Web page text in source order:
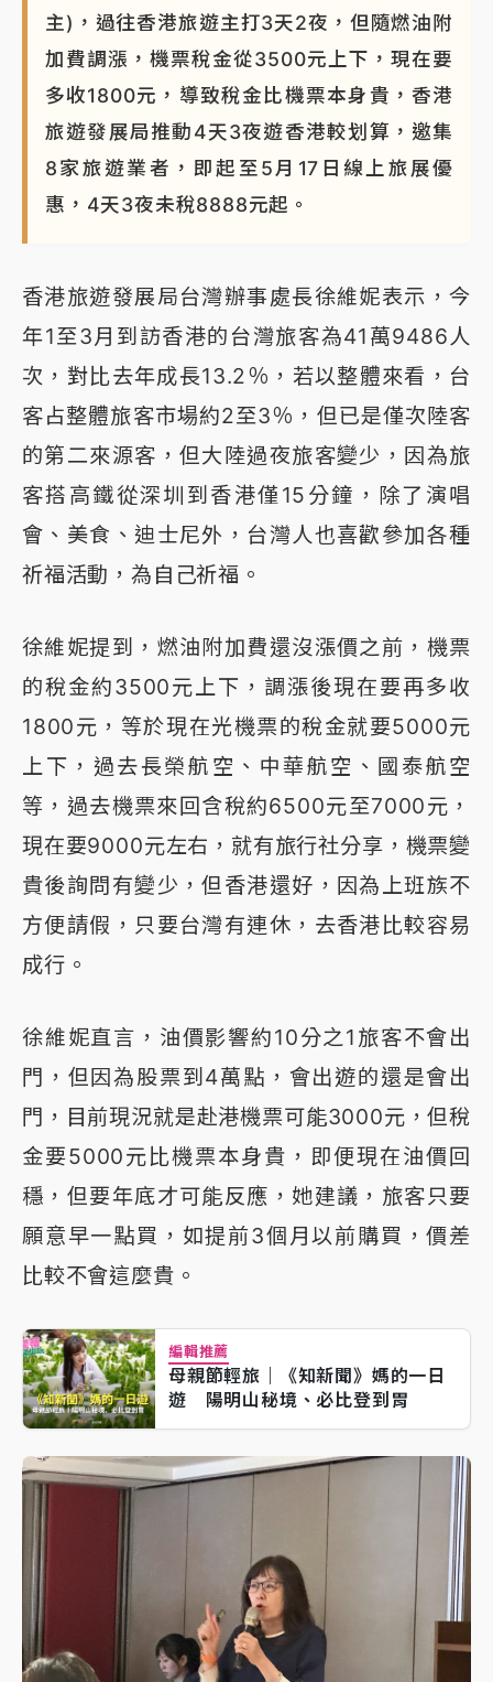
主)，過往香港旅遊主打3天2夜，但隨燃油附
加費調漲，機票稅金從3500元上下，現在要
多收1800元，導致稅金比機票本身貴，香港
旅遊發展局推動4天3夜遊香港較划算，邀集
8家旅遊業者，即起至5月17日線上旅展優
惠，4天3夜未稅8888元起。
香港旅遊發展局台灣辦事處長徐維妮表示，今
年1至3月到訪香港的台灣旅客為41萬9486人
次，對比去年成長13.2％，若以整體來看，台
客占整體旅客市場約2至3％，但已是僅次陸客
的第二來源客，但大陸過夜旅客變少，因為旅
客搭高鐵從深圳到香港僅15分鐘，除了演唱
會、美食、迪士尼外，台灣人也喜歡參加各種
祈福活動，為自己祈福。
徐維妮提到，燃油附加費還沒漲價之前，機票
的稅金約3500元上下，調漲後現在要再多收
1800元，等於現在光機票的稅金就要5000元
上下，過去長榮航空、中華航空、國泰航空
等，過去機票來回含稅約6500元至7000元，
現在要9000元左右，就有旅行社分享，機票變
貴後詢問有變少，但香港還好，因為上班族不
方便請假，只要台灣有連休，去香港比較容易
成行。
徐維妮直言，油價影響約10分之1旅客不會出
門，但因為股票到4萬點，會出遊的還是會出
門，目前現況就是赴港機票可能3000元，但稅
金要5000元比機票本身貴，即便現在油價回
穩，但要年底才可能反應，她建議，旅客只要
願意早一點買，如提前3個月以前購買，價差
比較不會這麼貴。
編輯推薦
母親節輕旅｜《知新聞》媽的一日
遊 陽明山秘境、必比登到胃